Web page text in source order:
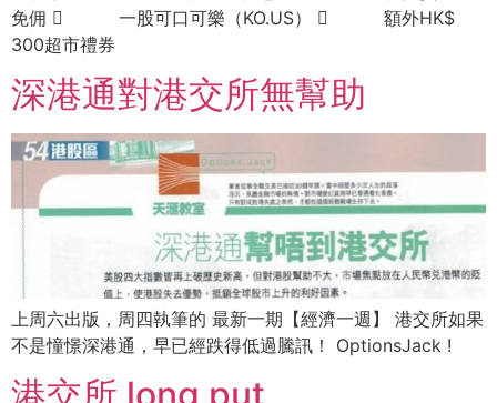
免佣  一股可口可樂（KO.US）  額外HK$
300超市禮券
深港通對港交所無幫助
上周六出版，周四執筆的 最新一期【經濟一週】 港交所如果
不是憧憬深港通，早已經跌得低過騰訊！ OptionsJack !